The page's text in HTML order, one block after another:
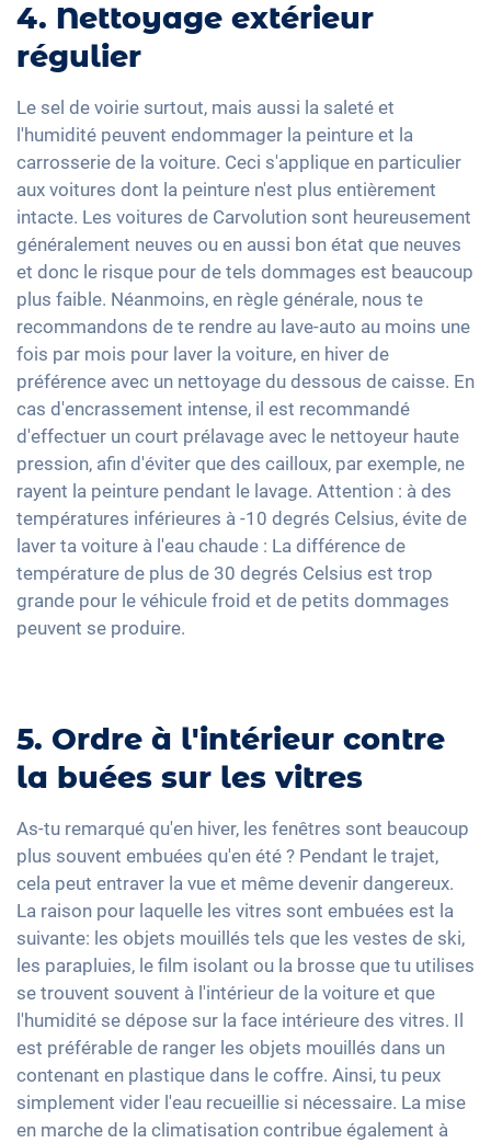
4. Nettoyage extérieur
régulier
Le sel de voirie surtout, mais aussi la saleté et
l'humidité peuvent endommager la peinture et la
carrosserie de la voiture. Ceci s'applique en particulier
aux voitures dont la peinture n'est plus entièrement
intacte. Les voitures de Carvolution sont heureusement
généralement neuves ou en aussi bon état que neuves
et donc le risque pour de tels dommages est beaucoup
plus faible. Néanmoins, en règle générale, nous te
recommandons de te rendre au lave-auto au moins une
fois par mois pour laver la voiture, en hiver de
préférence avec un nettoyage du dessous de caisse. En
cas d'encrassement intense, il est recommandé
d'effectuer un court prélavage avec le nettoyeur haute
pression, afin d'éviter que des cailloux, par exemple, ne
rayent la peinture pendant le lavage. Attention : à des
températures inférieures à -10 degrés Celsius, évite de
laver ta voiture à l'eau chaude : La différence de
température de plus de 30 degrés Celsius est trop
grande pour le véhicule froid et de petits dommages
peuvent se produire.
5. Ordre à l'intérieur contre
la buées sur les vitres
As-tu remarqué qu'en hiver, les fenêtres sont beaucoup
plus souvent embuées qu'en été ? Pendant le trajet,
cela peut entraver la vue et même devenir dangereux.
La raison pour laquelle les vitres sont embuées est la
suivante: les objets mouillés tels que les vestes de ski,
les parapluies, le film isolant ou la brosse que tu utilises
se trouvent souvent à l'intérieur de la voiture et que
l'humidité se dépose sur la face intérieure des vitres. Il
est préférable de ranger les objets mouillés dans un
contenant en plastique dans le coffre. Ainsi, tu peux
simplement vider l'eau recueillie si nécessaire. La mise
en marche de la climatisation contribue également à